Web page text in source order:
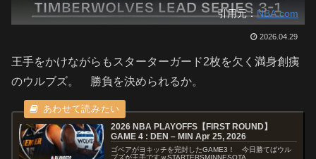
引用元：NBA.com
2026.04.29
王手をかけながらもスターターガード2枚を欠く満身創痍
のウルブズ。 勝負を決められるか。
2026 NBA PLAYOFFS【FIRST ROUND】
GAME 4 : DEN – MIN Apr 25, 2026
ゴベアがヨキッチを完封したGAME3！ 今日勝てばウル
ブズが王手ですｗSTARTERSMINNESOTA